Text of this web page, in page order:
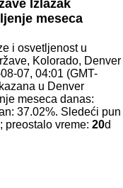
Izlazak
meseca
i osvetljenost u
Kolorado, Denver
07, 04:01 (GMT-
u Denver
meseca danas:
37.02%. Sledeći pun
; preostalo vreme: 20d